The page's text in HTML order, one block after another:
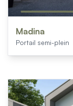
Madina
Portail semi-plein